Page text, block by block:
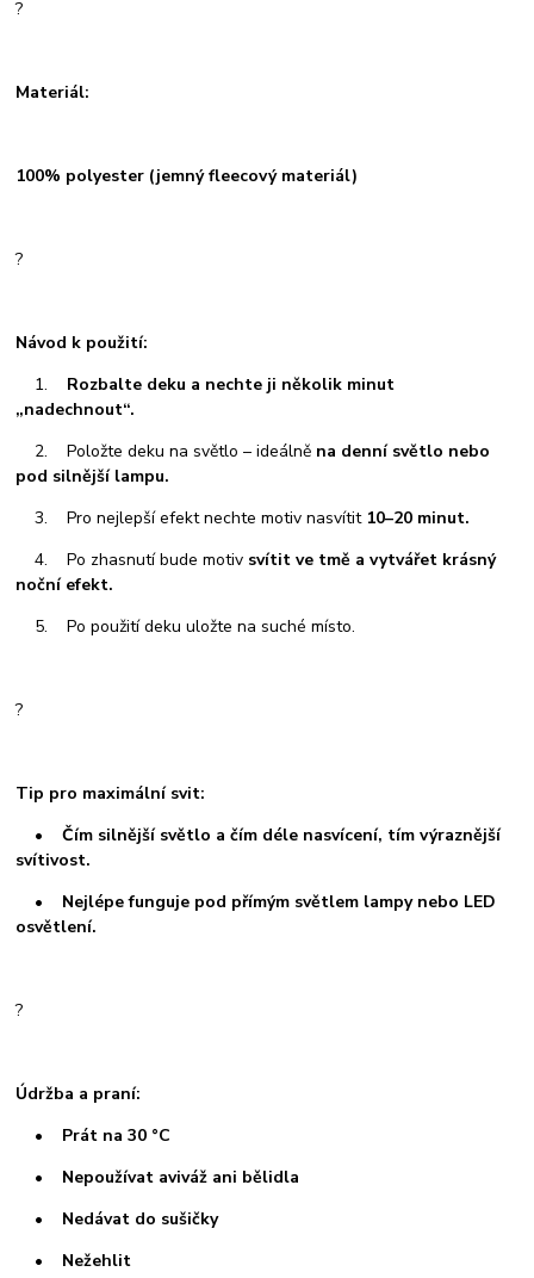
?
Materiál:
100% polyester (jemný fleecový materiál)
?
Návod k použití:
1. Rozbalte deku a nechte ji několik minut
„nadechnout“.
2. Položte deku na světlo – ideálně na denní světlo nebo
pod silnější lampu.
3. Pro nejlepší efekt nechte motiv nasvítit 10–20 minut.
4. Po zhasnutí bude motiv svítit ve tmě a vytvářet krásný
noční efekt.
5. Po použití deku uložte na suché místo.
?
Tip pro maximální svit:
• Čím silnější světlo a čím déle nasvícení, tím výraznější
svítivost.
• Nejlépe funguje pod přímým světlem lampy nebo LED
osvětlení.
?
Údržba a praní:
• Prát na 30 °C
• Nepoužívat aviváž ani bělidla
• Nedávat do sušičky
• Nežehlit